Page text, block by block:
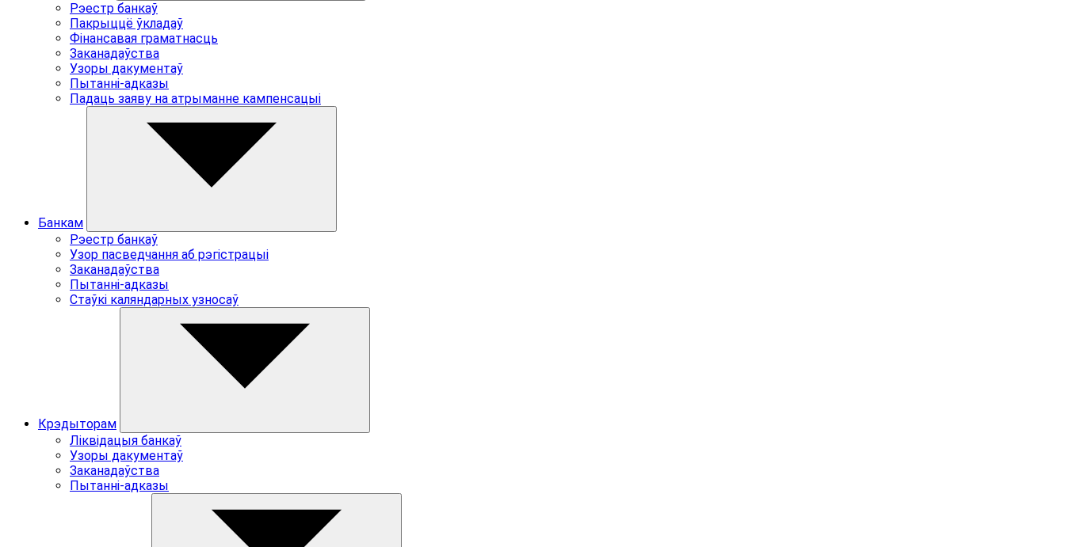
Рэестр банкаў
Пакрыццё ўкладаў
Фiнансавая граматнасць
Заканадаўства
Узоры дакументаў
Пытаннi-адказы
Падаць заяву на атрыманне кампенсацыі
Банкам
Рэестр банкаў
Узор пасведчання аб рэгiстрацыi
Заканадаўства
Пытаннi-адказы
Стаўкі каляндарных узносаў
Крэдыторам
Ліквідацыя банкаў
Узоры дакументаў
Заканадаўства
Пытаннi-адказы